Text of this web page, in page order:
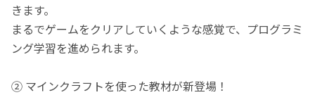
きます。
まるでゲームをクリアしていくような感覚で、プログラミ
ング学習を進められます。
② マインクラフトを使った教材が新登場！